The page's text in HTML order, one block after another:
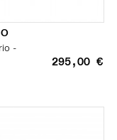
-
295,00 €